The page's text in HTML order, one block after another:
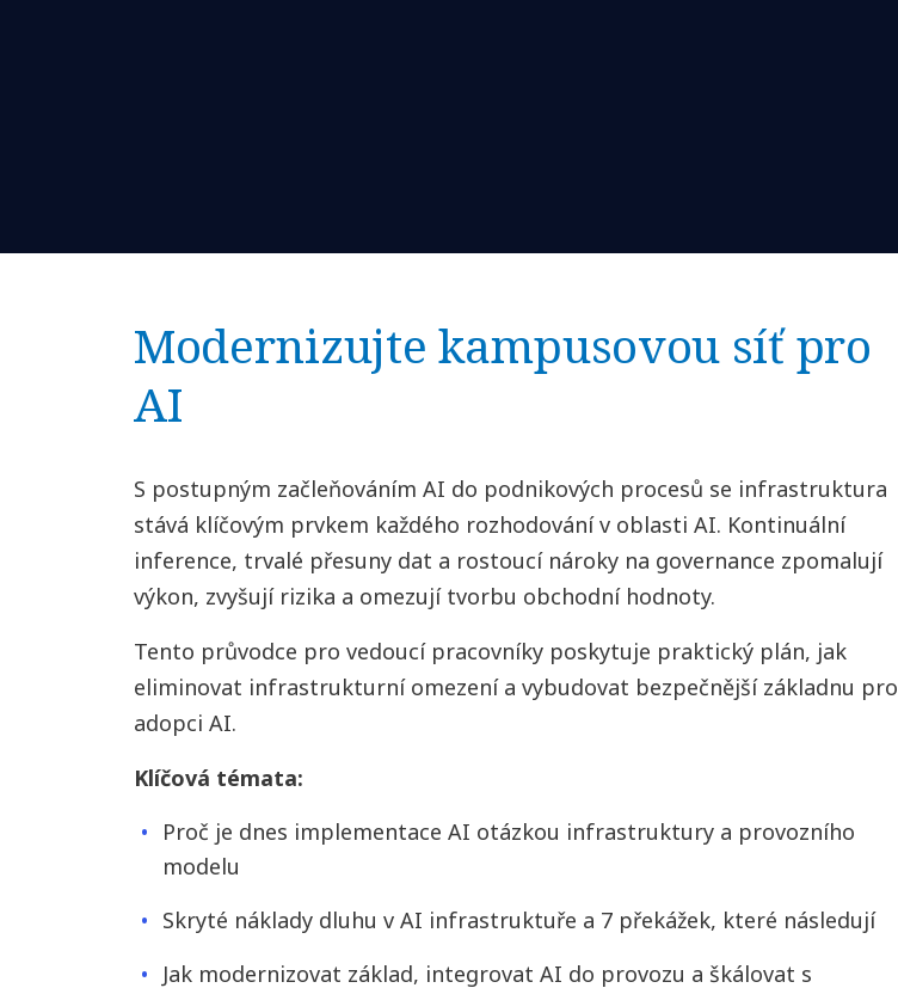
Modernizujte kampusovou síť pro
AI
S postupným začleňováním AI do podnikových procesů se infrastruktura
stává klíčovým prvkem každého rozhodování v oblasti AI. Kontinuální
inference, trvalé přesuny dat a rostoucí nároky na governance zpomalují
výkon, zvyšují rizika a omezují tvorbu obchodní hodnoty.
Tento průvodce pro vedoucí pracovníky poskytuje praktický plán, jak
eliminovat infrastrukturní omezení a vybudovat bezpečnější základnu pro
adopci AI.
Klíčová témata:
Proč je dnes implementace AI otázkou infrastruktury a provozního
modelu
Skryté náklady dluhu v AI infrastruktuře a 7 překážek, které následují
Jak modernizovat základ, integrovat AI do provozu a škálovat s